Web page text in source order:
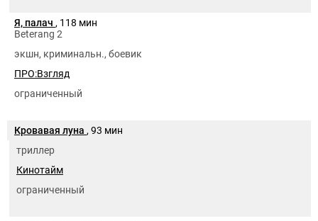
Я, палач , 118 мин
Beterang 2
экшн, криминальн., боевик
ПРО:Взгляд
ограниченный
Кровавая луна , 93 мин
триллер
Кинотайм
ограниченный